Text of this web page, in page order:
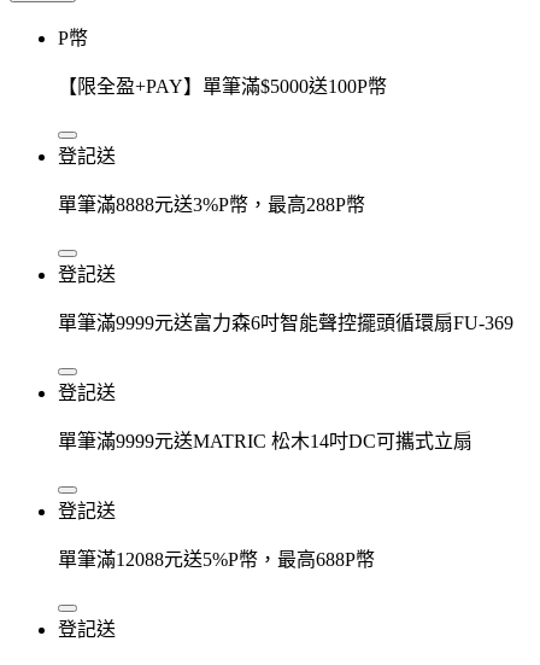
P幣
【限全盈+PAY】單筆滿$5000送100P幣
登記送
單筆滿8888元送3%P幣，最高288P幣
登記送
單筆滿9999元送富力森6吋智能聲控擺頭循環扇FU-369
登記送
單筆滿9999元送MATRIC 松木14吋DC可攜式立扇
登記送
單筆滿12088元送5%P幣，最高688P幣
登記送